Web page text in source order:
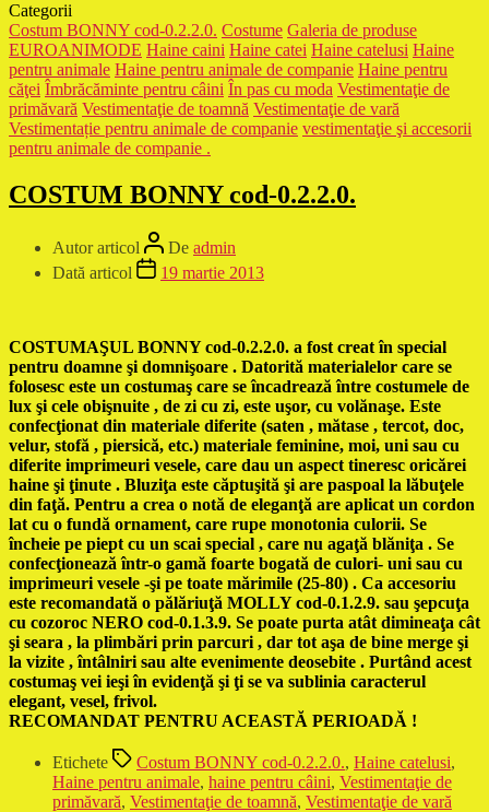
Categorii
Costum BONNY cod-0.2.2.0. Costume Galeria de produse
EUROANIMODE Haine caini Haine catei Haine catelusi Haine
pentru animale Haine pentru animale de companie Haine pentru
căţei Îmbrăcăminte pentru câini În pas cu moda Vestimentaţie de
primăvară Vestimentaţie de toamnă Vestimentaţie de vară
Vestimentație pentru animale de companie vestimentaţie şi accesorii
pentru animale de companie .
COSTUM BONNY cod-0.2.2.0.
Autor articol De admin
Dată articol
19 martie 2013
COSTUMAŞUL BONNY cod-0.2.2.0. a fost creat în special
pentru doamne şi domnişoare . Datorită materialelor care se
folosesc este un costumaş care se încadrează între costumele de
lux şi cele obişnuite , de zi cu zi, este uşor, cu volănaşe. Este
confecţionat din materiale diferite (saten , mătase , tercot, doc,
velur, stofă , piersică, etc.) materiale feminine, moi, uni sau cu
diferite imprimeuri vesele, care dau un aspect tineresc oricărei
haine şi ţinute . Bluziţa este căptuşită şi are paspoal la lăbuţele
din faţă. Pentru a crea o notă de eleganţă are aplicat un cordon
lat cu o fundă ornament, care rupe monotonia culorii. Se
încheie pe piept cu un scai special , care nu agaţă blăniţa . Se
confecţionează într-o gamă foarte bogată de culori- uni sau cu
imprimeuri vesele -şi pe toate mărimile (25-80) . Ca accesoriu
este recomandată o pălăriuţă MOLLY cod-0.1.2.9. sau şepcuţa
cu cozoroc NERO cod-0.1.3.9. Se poate purta atât dimineaţa cât
şi seara , la plimbări prin parcuri , dar tot aşa de bine merge şi
la vizite , întâlniri sau alte evenimente deosebite . Purtând acest
costumaş vei ieşi în evidenţă şi ţi se va sublinia caracterul
elegant, vesel, frivol.
RECOMANDAT PENTRU ACEASTĂ PERIOADĂ !
Etichete Costum BONNY cod-0.2.2.0., Haine catelusi,
Haine pentru animale, haine pentru câini, Vestimentaţie de
primăvară, Vestimentaţie de toamnă, Vestimentaţie de vară